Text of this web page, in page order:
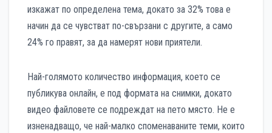
изкажат по определена тема, докато за 32% това е
начин да се чувстват по-свързани с другите, а само
24% го правят, за да намерят нови приятели.
Най-голямото количество информация, което се
публикува онлайн, е под формата на снимки, докато
видео файловете се подреждат на пето място. Не е
изненадващо, че най-малко споменаваните теми, които